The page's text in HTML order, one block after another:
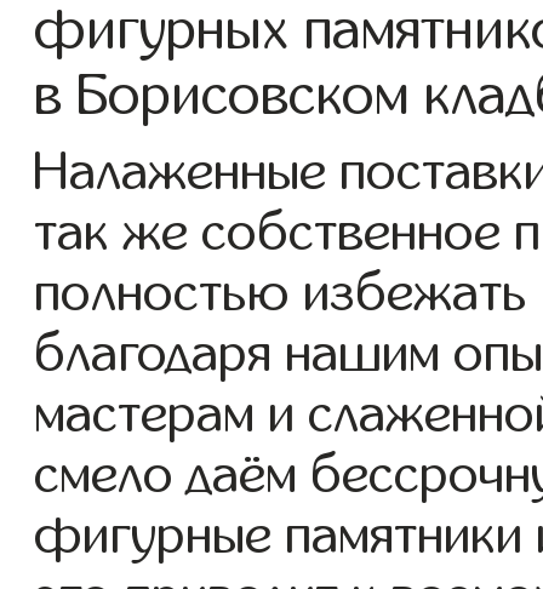
фигурных
в Борисовском
Налаженные
так же собственное
полностью
благодаря нашим
мастерам и
смело даём
фигурные памятники